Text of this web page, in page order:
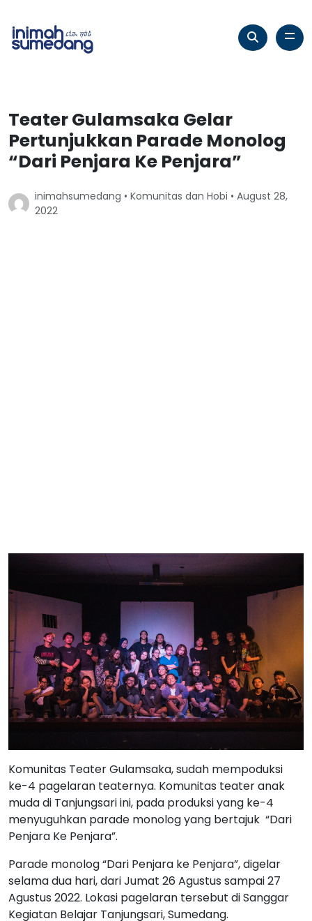
Teater Gulamsaka Gelar
Pertunjukkan Parade Monolog
“Dari Penjara Ke Penjara”
inimahsumedang • Komunitas dan Hobi • August 28,
2022
Komunitas Teater Gulamsaka, sudah mempoduksi
ke-4 pagelaran teaternya. Komunitas teater anak
muda di Tanjungsari ini, pada produksi yang ke-4
menyuguhkan parade monolog yang bertajuk “Dari
Penjara Ke Penjara”.
Parade monolog “Dari Penjara ke Penjara”, digelar
selama dua hari, dari Jumat 26 Agustus sampai 27
Agustus 2022. Lokasi pagelaran tersebut di Sanggar
Kegiatan Belajar Tanjungsari, Sumedang.